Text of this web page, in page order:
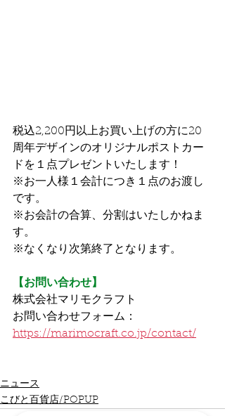
税込2,200円以上お買い上げの方に20
周年デザインのオリジナルポストカー
ドを１点プレゼントいたします！
※お一人様１会計につき１点のお渡し
です。
※お会計の合算、分割はいたしかねま
す。
※なくなり次第終了となります。
【お問い合わせ】
株式会社マリモクラフト
お問い合わせフォーム：
https://marimocraft.co.jp/contact/
ニュース
こびと百貨店/POPUP